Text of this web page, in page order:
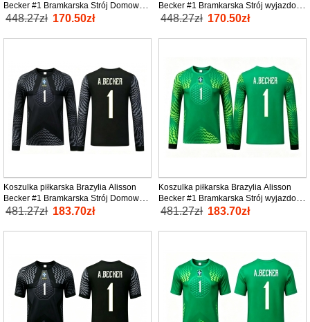
Becker #1 Bramkarska Strój Domowy
dla dzieci MŚ 2026 tanio Krótki Rękaw
448.27zł 170.50zł
Becker #1 Bramkarska Strój wyjazdowy
dla dzieci MŚ 2026 tanio Krótki Rękaw
448.27zł 170.50zł
Koszulka piłkarska Brazylia Alisson
Becker #1 Bramkarska Strój Domowy
dla dzieci MŚ 2026 tanio Długi Rękaw
481.27zł 183.70zł
Koszulka piłkarska Brazylia Alisson
Becker #1 Bramkarska Strój wyjazdowy
dla dzieci MŚ 2026 tanio Długi Rękaw
481.27zł 183.70zł